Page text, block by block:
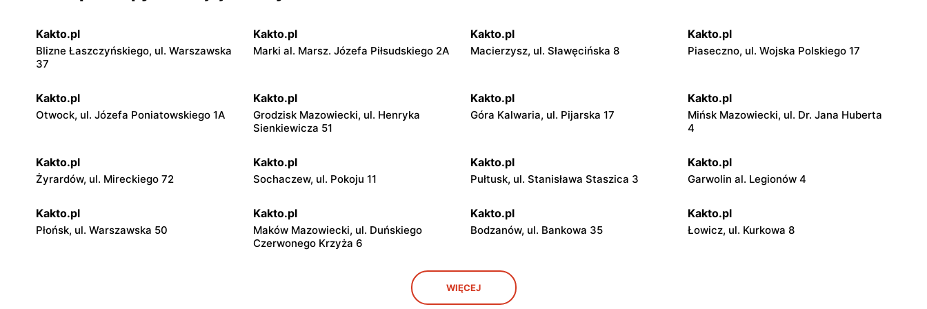
Kakto.pl
Blizne Łaszczyńskiego, ul. Warszawska
37
Kakto.pl
Marki al. Marsz. Józefa Piłsudskiego 2A
Kakto.pl
Macierzysz, ul. Sławęcińska 8
Kakto.pl
Piaseczno, ul. Wojska Polskiego 17
Kakto.pl
Otwock, ul. Józefa Poniatowskiego 1A
Kakto.pl
Grodzisk Mazowiecki, ul. Henryka
Sienkiewicza 51
Kakto.pl
Góra Kalwaria, ul. Pijarska 17
Kakto.pl
Mińsk Mazowiecki, ul. Dr. Jana Huberta
4
Kakto.pl
Żyrardów, ul. Mireckiego 72
Kakto.pl
Sochaczew, ul. Pokoju 11
Kakto.pl
Pułtusk, ul. Stanisława Staszica 3
Kakto.pl
Garwolin al. Legionów 4
Kakto.pl
Płońsk, ul. Warszawska 50
Kakto.pl
Maków Mazowiecki, ul. Duńskiego
Czerwonego Krzyża 6
Kakto.pl
Bodzanów, ul. Bankowa 35
Kakto.pl
Łowicz, ul. Kurkowa 8
Ryki, ul. Stanisława Poniatowskiego 6
Kakto.pl
Radom, ul. Tadeusza Kościuszki 4
WIĘCEJ